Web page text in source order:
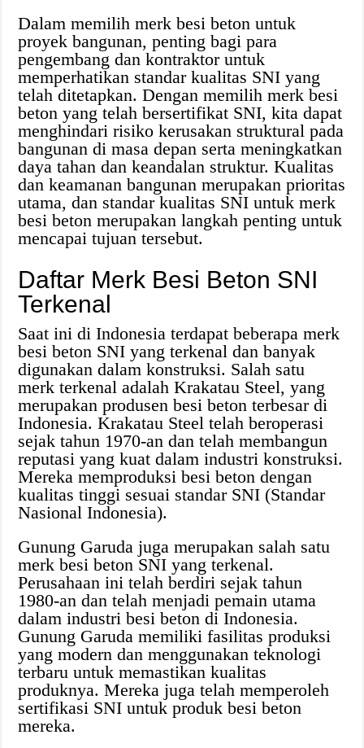
Dalam memilih merk besi beton untuk
proyek bangunan, penting bagi para
pengembang dan kontraktor untuk
memperhatikan standar kualitas SNI yang
telah ditetapkan. Dengan memilih merk besi
beton yang telah bersertifikat SNI, kita dapat
menghindari risiko kerusakan struktural pada
bangunan di masa depan serta meningkatkan
daya tahan dan keandalan struktur. Kualitas
dan keamanan bangunan merupakan prioritas
utama, dan standar kualitas SNI untuk merk
besi beton merupakan langkah penting untuk
mencapai tujuan tersebut.
Daftar Merk Besi Beton SNI
Terkenal
Saat ini di Indonesia terdapat beberapa merk
besi beton SNI yang terkenal dan banyak
digunakan dalam konstruksi. Salah satu
merk terkenal adalah Krakatau Steel, yang
merupakan produsen besi beton terbesar di
Indonesia. Krakatau Steel telah beroperasi
sejak tahun 1970-an dan telah membangun
reputasi yang kuat dalam industri konstruksi.
Mereka memproduksi besi beton dengan
kualitas tinggi sesuai standar SNI (Standar
Nasional Indonesia).
Gunung Garuda juga merupakan salah satu
merk besi beton SNI yang terkenal.
Perusahaan ini telah berdiri sejak tahun
1980-an dan telah menjadi pemain utama
dalam industri besi beton di Indonesia.
Gunung Garuda memiliki fasilitas produksi
yang modern dan menggunakan teknologi
terbaru untuk memastikan kualitas
produknya. Mereka juga telah memperoleh
sertifikasi SNI untuk produk besi beton
mereka.